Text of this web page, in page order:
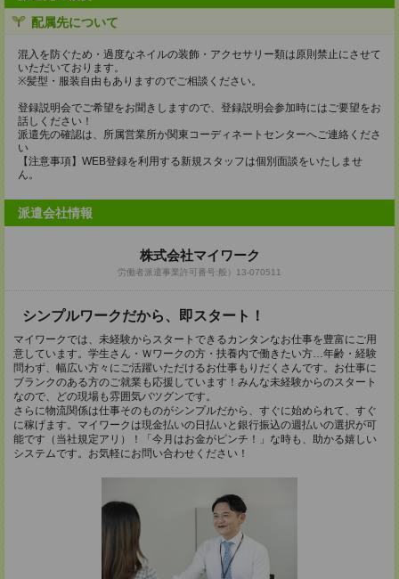
配属先について
混入を防ぐため・過度なネイルの装飾・アクセサリー類は原則禁止にさせて
いただいております。
※髪型・服装自由もありますのでご相談ください。
登録説明会でご希望をお聞きしますので、登録説明会参加時にはご要望をお
話しください！
派遣先の確認は、所属営業所か関東コーディネートセンターへご連絡くださ
い
【注意事項】WEB登録を利用する新規スタッフは個別面談をいたしませ
ん。
派遣会社情報
株式会社マイワーク
労働者派遣事業許可番号:般）13-070511
シンプルワークだから、即スタート！
マイワークでは、未経験からスタートできるカンタンなお仕事を豊富にご用
意しています。学生さん・Ｗワークの方・扶養内で働きたい方…年齢・経験
問わず、幅広い方々にご活躍いただけるお仕事もりだくさんです。お仕事に
ブランクのある方のご就業も応援しています！みんな未経験からのスタート
なので、どの現場も雰囲気バツグンです。
さらに物流関係は仕事そのものがシンプルだから、すぐに始められて、すぐ
に稼げます。マイワークは現金払いの日払いと銀行振込の週払いの選択が可
能です（当社規定アリ）！「今月はお金がピンチ！」な時も、助かる嬉しい
システムです。お気軽にお問い合わせください！